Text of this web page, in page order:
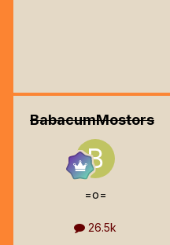
BabacumMostors
=o=
26.5k